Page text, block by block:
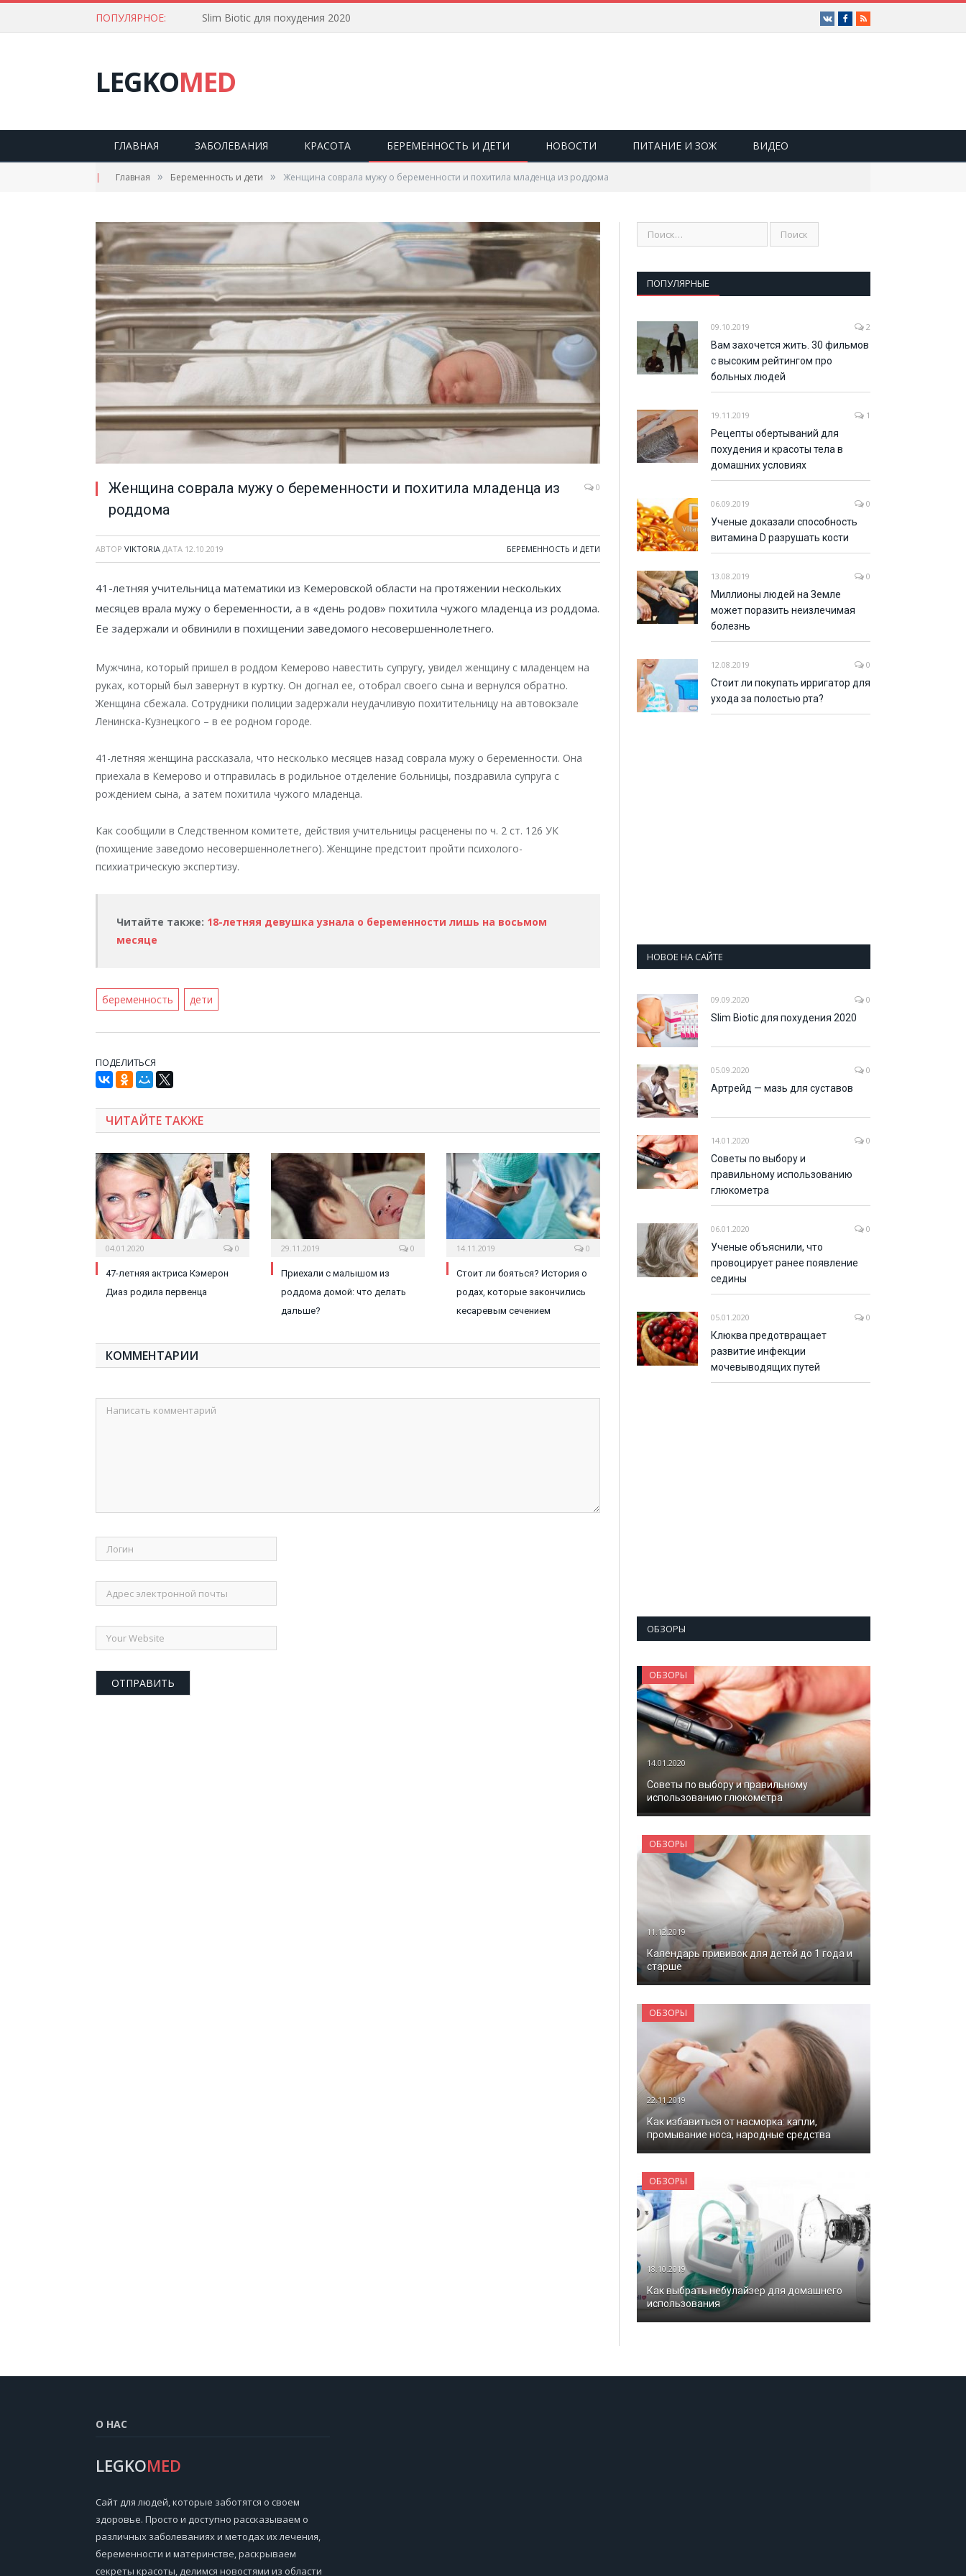
ПОПУЛЯРНОЕ: Slim Biotic для похудения 2020 Vk Facebook
RSS
LEGKOMED
ГЛАВНАЯ ЗАБОЛЕВАНИЯ КРАСОТА БЕРЕМЕННОСТЬ И ДЕТИ НОВОСТИ ПИТАНИЕ И ЗОЖ ВИДЕО
| Главная » Беременность и дети » Женщина соврала мужу о беременности и похитила младенца из роддома
Женщина соврала мужу о беременности и похитила младенца из
роддома
0
АВТОР VIKTORIA ДАТА 12.10.2019 БЕРЕМЕННОСТЬ И ДЕТИ
41-летняя учительница математики из Кемеровской области на протяжении нескольких
месяцев врала мужу о беременности, а в «день родов» похитила чужого младенца из роддома.
Ее задержали и обвинили в похищении заведомого несовершеннолетнего.
Мужчина, который пришел в роддом Кемерово навестить супругу, увидел женщину с младенцем на
руках, который был завернут в куртку. Он догнал ее, отобрал своего сына и вернулся обратно.
Женщина сбежала. Сотрудники полиции задержали неудачливую похитительницу на автовокзале
Ленинска-Кузнецкого – в ее родном городе.
41-летняя женщина рассказала, что несколько месяцев назад соврала мужу о беременности. Она
приехала в Кемерово и отправилась в родильное отделение больницы, поздравила супруга с
рождением сына, а затем похитила чужого младенца.
Как сообщили в Следственном комитете, действия учительницы расценены по ч. 2 ст. 126 УК
(похищение заведомо несовершеннолетнего). Женщине предстоит пройти психолого-
психиатрическую экспертизу.
Читайте также: 18-летняя девушка узнала о беременности лишь на восьмом
месяце
беременность дети
ПОДЕЛИТЬСЯ
ЧИТАЙТЕ ТАКЖЕ
04.01.2020 0
47-летняя актриса Кэмерон
Диаз родила первенца
29.11.2019 0
Приехали с малышом из
роддома домой: что делать
дальше?
14.11.2019 0
Стоит ли бояться? История о
родах, которые закончились
кесаревым сечением
КОММЕНТАРИИ
ПОПУЛЯРНЫЕ
09.10.2019 2
Вам захочется жить. 30 фильмов
с высоким рейтингом про
больных людей
19.11.2019 1
Рецепты обертываний для
похудения и красоты тела в
домашних условиях
06.09.2019 0
Ученые доказали способность
витамина D разрушать кости
13.08.2019 0
Миллионы людей на Земле
может поразить неизлечимая
болезнь
12.08.2019 0
Стоит ли покупать ирригатор для
ухода за полостью рта?
НОВОЕ НА САЙТЕ
09.09.2020 0
Slim Biotic для похудения 2020
05.09.2020 0
Артрейд — мазь для суставов
14.01.2020 0
Советы по выбору и
правильному использованию
глюкометра
06.01.2020 0
Ученые объяснили, что
провоцирует ранее появление
седины
05.01.2020 0
Клюква предотвращает
развитие инфекции
мочевыводящих путей
ОБЗОРЫ
ОБЗОРЫ
14.01.2020
Советы по выбору и правильному
использованию глюкометра
ОБЗОРЫ
11.12.2019
Календарь прививок для детей до 1 года и
старше
ОБЗОРЫ
22.11.2019
Как избавиться от насморка: капли,
промывание носа, народные средства
ОБЗОРЫ
18.10.2019
Как выбрать небулайзер для домашнего
использования
О НАС
LEGKOMED
Cайт для людей, которые заботятся о своем
здоровье. Просто и доступно рассказываем о
различных заболеваниях и методах их лечения,
беременности и материнстве, раскрываем
секреты красоты, делимся новостями из области